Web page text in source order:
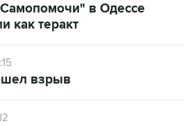
в Одессе
как теракт
взрыв